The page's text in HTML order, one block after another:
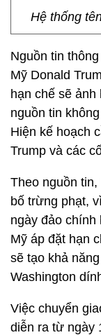
Hệ thống
Nguồn tin
Mỹ Donald
hạn chế sẽ
nguồn tin
Hiện kế hoạch
Trump và các
Theo nguồn
bố trừng phạt,
ngày đảo
Mỹ áp đặt hạn
sẽ tạo khả
Washington
Việc chuyển
diễn ra từ ngày